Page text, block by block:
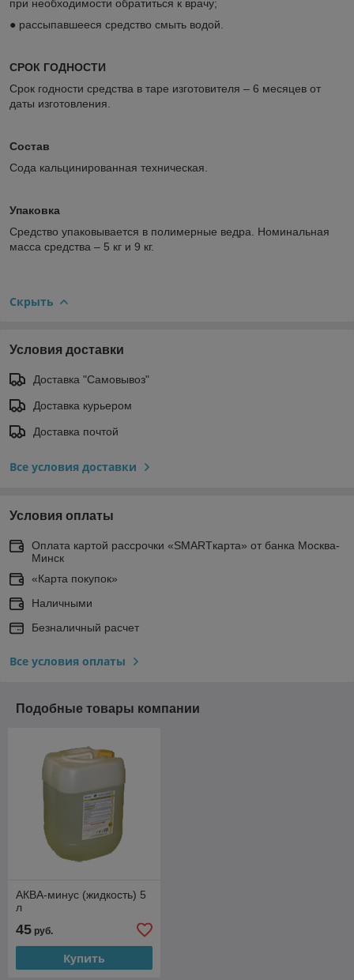
при необходимости обратиться к врачу;
● рассыпавшееся средство смыть водой.
СРОК ГОДНОСТИ
Срок годности средства в таре изготовителя – 6 месяцев от
даты изготовления.
Состав
Сода кальцинированная техническая.
Упаковка
Средство упаковывается в полимерные ведра. Номинальная
масса средства – 5 кг и 9 кг.
Скрыть
Условия доставки
Доставка "Самовывоз"
Доставка курьером
Доставка почтой
Все условия доставки
Условия оплаты
Оплата картой рассрочки «SMARTкарта» от банка Москва-
Минск
«Карта покупок»
Наличными
Безналичный расчет
Все условия оплаты
Подобные товары компании
АКВА-минус (жидкость) 5
л
45 руб.
Купить